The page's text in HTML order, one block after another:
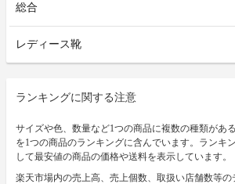
総合
レディース靴
ランキングに関する注意
サイズや色、数量など1つの商品に複数の種類があ
を1つの商品のランキングに含んでいます。ランキ
して最安値の商品の価格や送料を表示しています。
楽天市場内の売上高、売上個数、取扱い店舗数等